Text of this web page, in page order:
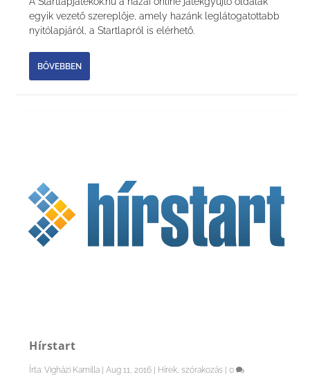
egyik vezető szereplője, amely hazánk leglátogatottabb
nyitólapjáról, a Startlapról is elérhető.
BŐVEBBEN
Hírstart
Írta:Vigházi Kamilla |Aug 11, 2016 Hírek, szórakozás |0